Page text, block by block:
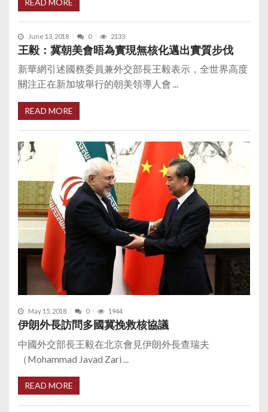
June 13, 2018 0 2133
王毅：冀朝美會晤為實現無核化邁出實質步伐
新華網引述國務委員兼外交部長王毅表示，全世界高度
關注正在新加坡舉行的朝美領導人會 ...
READ MORE
May 15, 2018 0 1944
伊朗外長訪問多國冀挽救核協議
中國外交部長王毅在北京會見伊朗外長查瑞夫
（Mohammad Javad Zari ...
READ MORE